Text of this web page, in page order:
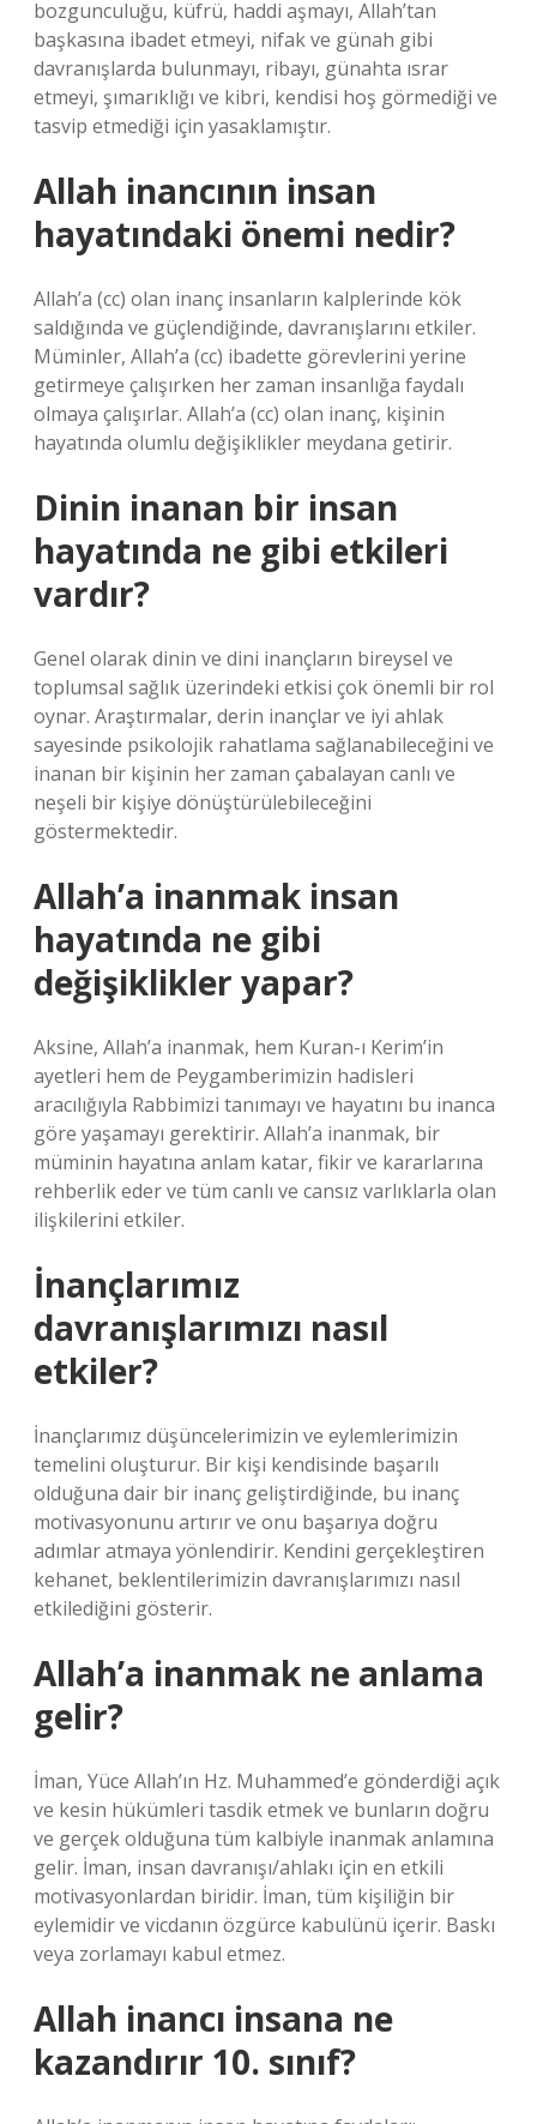
bozgunculuğu, küfrü, haddi aşmayı, Allah’tan
başkasına ibadet etmeyi, nifak ve günah gibi
davranışlarda bulunmayı, ribayı, günahta ısrar
etmeyi, şımarıklığı ve kibri, kendisi hoş görmediği ve
tasvip etmediği için yasaklamıştır.
Allah inancının insan
hayatındaki önemi nedir?
Allah’a (cc) olan inanç insanların kalplerinde kök
saldığında ve güçlendiğinde, davranışlarını etkiler.
Müminler, Allah’a (cc) ibadette görevlerini yerine
getirmeye çalışırken her zaman insanlığa faydalı
olmaya çalışırlar. Allah’a (cc) olan inanç, kişinin
hayatında olumlu değişiklikler meydana getirir.
Dinin inanan bir insan
hayatında ne gibi etkileri
vardır?
Genel olarak dinin ve dini inançların bireysel ve
toplumsal sağlık üzerindeki etkisi çok önemli bir rol
oynar. Araştırmalar, derin inançlar ve iyi ahlak
sayesinde psikolojik rahatlama sağlanabileceğini ve
inanan bir kişinin her zaman çabalayan canlı ve
neşeli bir kişiye dönüştürülebileceğini
göstermektedir.
Allah’a inanmak insan
hayatında ne gibi
değişiklikler yapar?
Aksine, Allah’a inanmak, hem Kuran-ı Kerim’in
ayetleri hem de Peygamberimizin hadisleri
aracılığıyla Rabbimizi tanımayı ve hayatını bu inanca
göre yaşamayı gerektirir. Allah’a inanmak, bir
müminin hayatına anlam katar, fikir ve kararlarına
rehberlik eder ve tüm canlı ve cansız varlıklarla olan
ilişkilerini etkiler.
İnançlarımız
davranışlarımızı nasıl
etkiler?
İnançlarımız düşüncelerimizin ve eylemlerimizin
temelini oluşturur. Bir kişi kendisinde başarılı
olduğuna dair bir inanç geliştirdiğinde, bu inanç
motivasyonunu artırır ve onu başarıya doğru
adımlar atmaya yönlendirir. Kendini gerçekleştiren
kehanet, beklentilerimizin davranışlarımızı nasıl
etkilediğini gösterir.
Allah’a inanmak ne anlama
gelir?
İman, Yüce Allah’ın Hz. Muhammed’e gönderdiği açık
ve kesin hükümleri tasdik etmek ve bunların doğru
ve gerçek olduğuna tüm kalbiyle inanmak anlamına
gelir. İman, insan davranışı/ahlakı için en etkili
motivasyonlardan biridir. İman, tüm kişiliğin bir
eylemidir ve vicdanın özgürce kabulünü içerir. Baskı
veya zorlamayı kabul etmez.
Allah inancı insana ne
kazandırır 10. sınıf?